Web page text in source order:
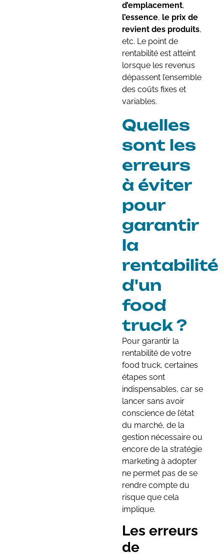
d’emplacement,
l’essence, le prix de
revient des produits,
etc. Le point de
rentabilité est atteint
lorsque les revenus
dépassent l’ensemble
des coûts fixes et
variables.
Quelles
sont les
erreurs
à éviter
pour
garantir
la
rentabilité
d'un
food
truck ?
Pour garantir la
rentabilité de votre
food truck, certaines
étapes sont
indispensables, car se
lancer sans avoir
conscience de l’état
du marché, de la
gestion nécessaire ou
encore de la stratégie
marketing à adopter
ne permet pas de se
rendre compte du
risque que cela
implique.
Les erreurs
de